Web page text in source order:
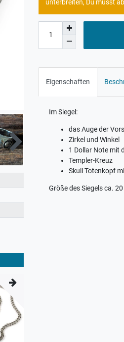
unterbreiten, Du musst
Eigenschaften
Im Siegel:
das Auge der
Zirkel und Winkel
1 Dollar Note mit
Templer-Kreuz
Skull Totenkopf
Größe des Siegels ca.